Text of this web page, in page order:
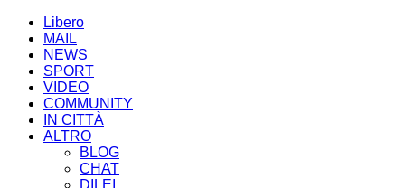
Libero
MAIL
NEWS
SPORT
VIDEO
COMMUNITY
IN CITTÀ
ALTRO
BLOG
CHAT
DILEI